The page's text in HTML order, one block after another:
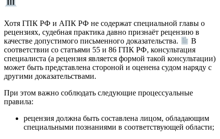
Хотя ГПК РФ и АПК РФ не содержат специальной главы о
рецензиях, судебная практика давно признаёт рецензию в
качестве допустимого письменного доказательства.
В
соответствии со статьями 55 и 86 ГПК РФ, консультация
специалиста (а рецензия является формой такой консультации)
может быть представлена стороной и оценена судом наряду с
другими доказательствами.
При этом важно соблюдать следующие процессуальные
правила:
рецензия должна быть составлена лицом, обладающим
специальными познаниями в соответствующей области;